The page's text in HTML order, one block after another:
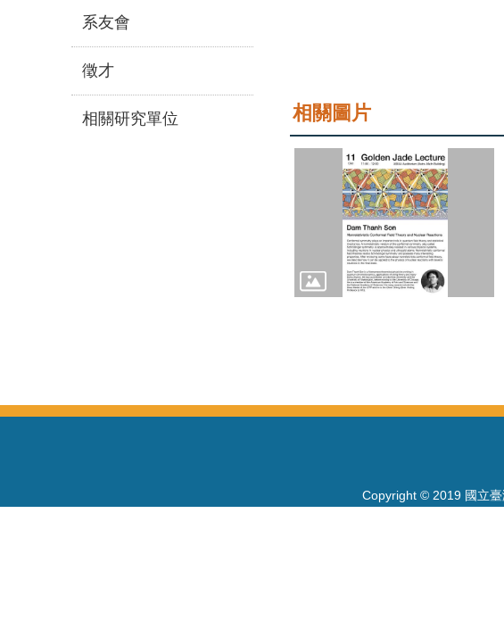
系友會
徵才
相關研究單位 相關圖片
Copyright © 2019 國立